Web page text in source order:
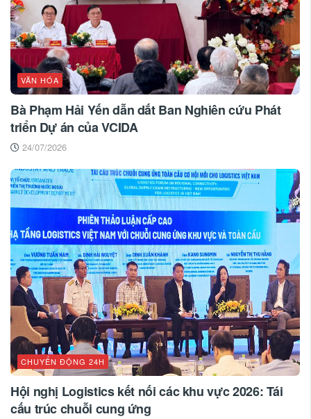
VĂN HÓA
Bà Phạm Hải Yến dẫn dắt Ban Nghiên cứu Phát
triển Dự án của VCIDA
24/07/2026
CHUYỂN ĐỘNG 24H
Hội nghị Logistics kết nối các khu vực 2026: Tái
cấu trúc chuỗi cung ứng